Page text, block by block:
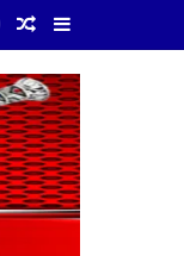
Log InRandom Article